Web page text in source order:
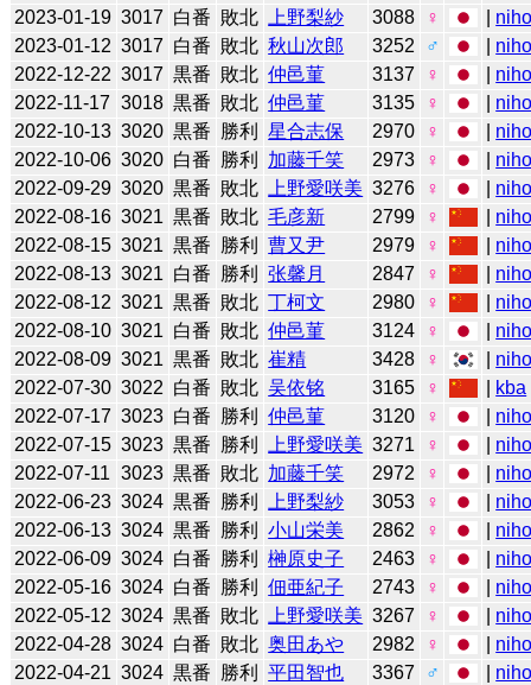
2023-01-19 3017 白番 敗北 上野梨紗 3088 ♀
2023-01-12 3017 白番 敗北 秋山次郎 3252 ♂
2022-12-22 3017 黒番 敗北 仲邑菫 3137 ♀
2022-11-17 3018 黒番 敗北 仲邑菫 3135 ♀
2022-10-13 3020 黒番 勝利 星合志保 2970 ♀
2022-10-06 3020 白番 勝利 加藤千笑 2973 ♀
2022-09-29 3020 黒番 敗北 上野愛咲美 3276 ♀
2022-08-16 3021 黒番 敗北 毛彦新 2799 ♀
2022-08-15 3021 黒番 勝利 曹又尹 2979 ♀
2022-08-13 3021 白番 勝利 张馨月 2847 ♀
2022-08-12 3021 黒番 敗北 丁柯文 2980 ♀
2022-08-10 3021 白番 敗北 仲邑菫 3124 ♀
2022-08-09 3021 黒番 敗北 崔精 3428 ♀
2022-07-30 3022 白番 敗北 吴依铭 3165 ♀ kba
2022-07-17 3023 白番 勝利 仲邑菫 3120 ♀
2022-07-15 3023 黒番 勝利 上野愛咲美 3271 ♀
2022-07-11 3023 黒番 敗北 加藤千笑 2972 ♀
2022-06-23 3024 黒番 勝利 上野梨紗 3053 ♀
2022-06-13 3024 黒番 勝利 小山栄美 2862 ♀
2022-06-09 3024 白番 勝利 榊原史子 2463 ♀
2022-05-16 3024 白番 勝利 佃亜紀子 2743 ♀
2022-05-12 3024 黒番 敗北 上野愛咲美 3267 ♀
2022-04-28 3024 白番 敗北 奥田あや 2982 ♀
2022-04-21 3024 黒番 勝利 平田智也 3367 ♂